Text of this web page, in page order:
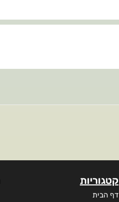
קטגוריות
דף הבית